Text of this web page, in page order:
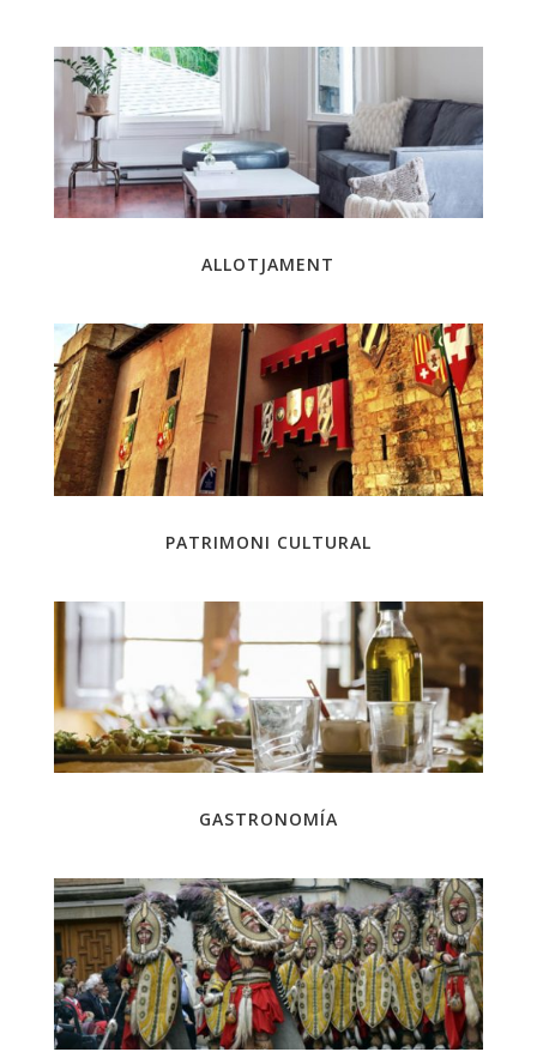
ALLOTJAMENT
PATRIMONI CULTURAL
GASTRONOMÍA